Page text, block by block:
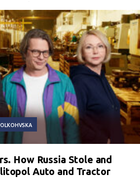
OLKOHVSKA
How Russia Stole and
Auto and Tractor